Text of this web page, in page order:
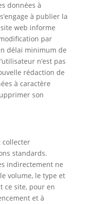
données à
à publier la
web informe
par
délai minimum de
n’est pas
rédaction de
à caractère
son
collecter
standards.
indirectement ne
volume, le type et
ce site, pour en
et à